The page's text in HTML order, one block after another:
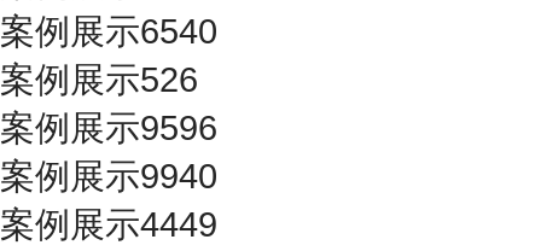
案例展示6540
案例展示526
案例展示9596
案例展示9940
案例展示4449